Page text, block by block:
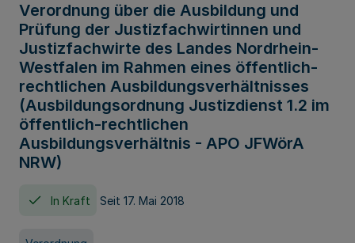
Verordnung über die Ausbildung und
Prüfung der Justizfachwirtinnen und
Justizfachwirte des Landes Nordrhein-
Westfalen im Rahmen eines öffentlich-
rechtlichen Ausbildungsverhältnisses
(Ausbildungsordnung Justizdienst 1.2 im
öffentlich-rechtlichen
Ausbildungsverhältnis - APO JFWörA
NRW)
In Kraft Seit 17. Mai 2018